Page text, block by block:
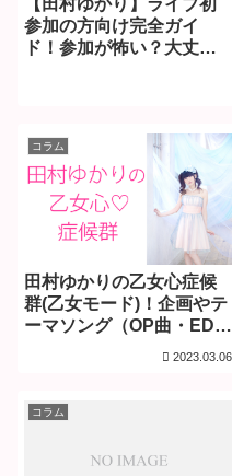
【田村ゆかり】ライブ初
参加の方向け完全ガイ
ド！参加が怖い？大丈
コラム
田村ゆかりの乙女心症候
群(乙女モード)！企画やテ
ーマソング（OP曲・ED
2023.03.06
コラム